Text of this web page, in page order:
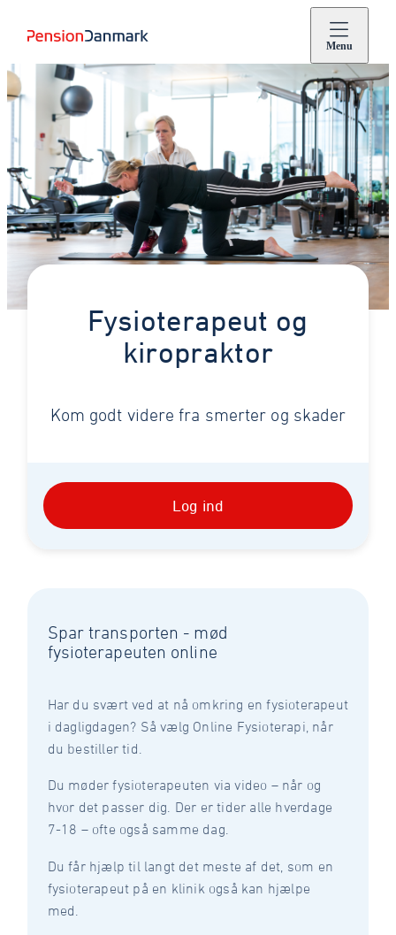
Menu
Fysioterapeut og
kiropraktor
Kom godt videre fra smerter og skader
Log ind
Spar transporten - mød
fysioterapeuten online
Har du svært ved at nå omkring en fysioterapeut
i dagligdagen? Så vælg Online Fysioterapi, når
du bestiller tid.
Du møder fysioterapeuten via video – når og
hvor det passer dig. Der er tider alle hverdage
7-18 – ofte også samme dag.
Du får hjælp til langt det meste af det, som en
fysioterapeut på en klinik også kan hjælpe
med.